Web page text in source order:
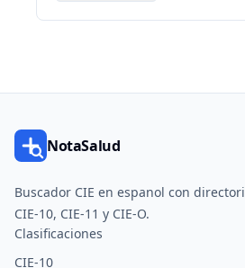
NotaSalud
Buscador CIE en espanol con
CIE-10, CIE-11 y CIE-O.
Clasificaciones
CIE-10